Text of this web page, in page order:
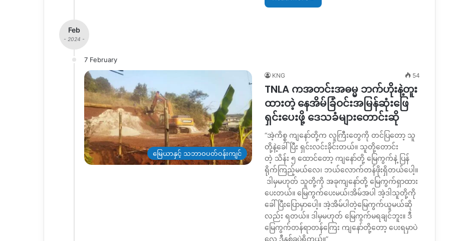
Feb
- 2024 -
7 February
မြေယာနှင့် သဘာဝပတ်ဝန်းကျင်
KNG 54
TNLA ကအတင်းအဓမ္မ ဘက်ဟိုးနဲ့တူး
ထားတဲ့ နေအိမ်ခြံဝင်းအမြန်ဆုံးဖြေ
ရှင်းပေးဖို့ ဒေသခံများတောင်းဆို
“အဲ့ကိစ္စ ကျနော်တို့က လူကြီးတွေကို တင်ပြတော့ သူ
တို့နဲ့ခေါ်ပြီး ရှင်းလင်းခိုင်းတယ်။ သူတို့တောင်း
တဲ့ သိန်း ၅ ထောင်တော့ ကျနော်တို့ မြေကွက်နဲ့ ပြန်
ရိုက်ကြည့်မယ်လေ၊ ဘယ်လောက်တန်ဖိုးရှိတယ်ပေါ့။
ဒါမှမဟုတ် သူတို့ကို အခုကျနော်တို့ မြေကွက်ရှာထား
ပေးတယ်။ မြေကွက်ပေးမယ်၊အိမ်အပါ အဲ့ဒါသူတို့ကို
ခေါ်ပြီးပြောမှာပေါ့။ အဲ့အိမ်ပါတဲ့မြေကွက်ယူမယ်ဆို
လည်း ရတယ်။ ဒါမှမဟုတ် မြေကွက်မရချင်ဘူး။ ဒီ
မြေကွက်တန်ရာတန်ကြေး ကျနော်တို့တော့ ပေးရမှာပဲ
လေ ဒီနှစ်ခုပဲရှိတယ်။”